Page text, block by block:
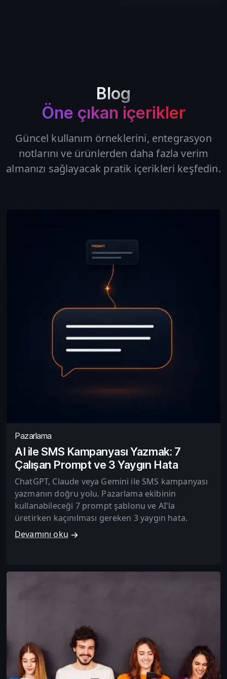
Blog
Öne çıkan içerikler
Güncel kullanım örneklerini, entegrasyon
notlarını ve ürünlerden daha fazla verim
almanızı sağlayacak pratik içerikleri keşfedin.
Pazarlama
AI ile SMS Kampanyası Yazmak: 7
Çalışan Prompt ve 3 Yaygın Hata
ChatGPT, Claude veya Gemini ile SMS kampanyası
yazmanın doğru yolu. Pazarlama ekibinin
kullanabileceği 7 prompt şablonu ve AI'la
üretirken kaçınılması gereken 3 yaygın hata.
Devamını oku